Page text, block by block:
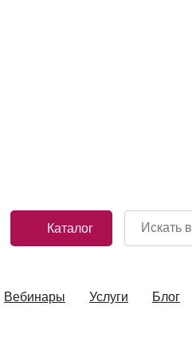
Каталог
Вебинары Услуги Блог